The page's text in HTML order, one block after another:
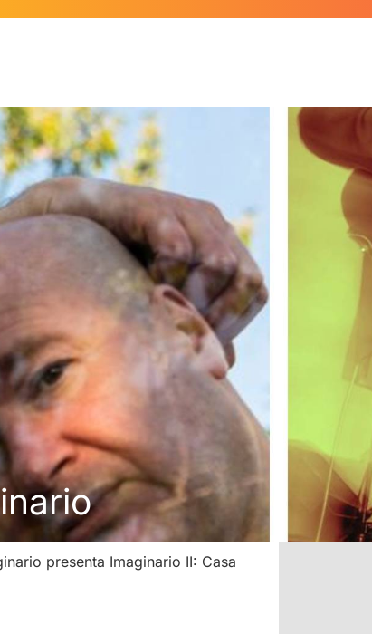
presenta Imaginario II: Casa